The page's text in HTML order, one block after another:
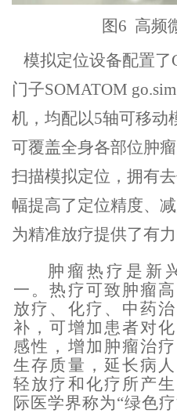
图6 高频
模拟定位设备配置了
门子SOMATOM
机，均配以5轴可移动
可覆盖全身各部位肿
扫描模拟定位，拥有
幅提高了定位精度、
为精准放疗提供了有力
肿瘤热疗是新
一 。热疗可致肿瘤
放疗、化疗、中药
补，可增加患者对
感性，增加肿瘤治
生存质量，延长病
轻放疗和化疗所产
际医学界称为“绿色